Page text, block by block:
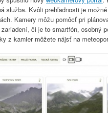
služba. Kvôli prehľadnosti je
Kamery môžu pomôcť pri
či je to smartfón,
z kamier môžete nájsť na